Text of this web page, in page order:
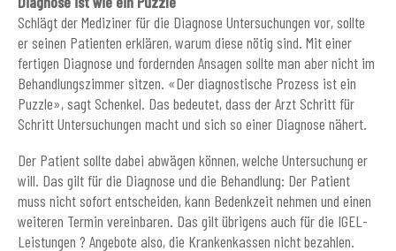
Schlägt der Mediziner für die Diagnose Untersuchungen vor, sollte
er seinen Patienten erklären, warum diese nötig sind. Mit einer
fertigen Diagnose und fordernden Ansagen sollte man aber nicht im
Behandlungszimmer sitzen. «Der diagnostische Prozess ist ein
Puzzle», sagt Schenkel. Das bedeutet, dass der Arzt Schritt für
Schritt Untersuchungen macht und sich so einer Diagnose nähert.
Der Patient sollte dabei abwägen können, welche Untersuchung er
will. Das gilt für die Diagnose und die Behandlung: Der Patient
muss nicht sofort entscheiden, kann Bedenkzeit nehmen und einen
weiteren Termin vereinbaren. Das gilt übrigens auch für die IGEL-
Leistungen ? Angebote also, die Krankenkassen nicht bezahlen.